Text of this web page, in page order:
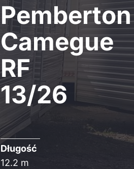
Pemberton
Camegue
RF
13/26
Długość
12.2 m